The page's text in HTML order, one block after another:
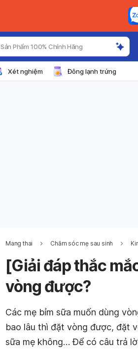
Sản Phẩm 100% Chính Hãng
Xét nghiệm Đông lạnh trứng
Mang thai Chăm sóc mẹ sau sinh
[Giải đáp thắc
vòng được?
Các mẹ bỉm sữa muốn dùng
bao lâu thì đặt vòng được, đặt
sữa mẹ không… Để có câu trả